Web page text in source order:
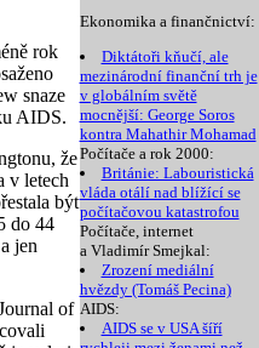
Ekonomika a finančnictví:
Diktátoři kňučí, ale
mezinárodní finanční trh je
v globálním světě
mocnější: George Soros
kontra Mahathir Mohamad
Počítače a rok 2000:
Británie: Labouristická
vláda otálí nad blížící se
počítačovou katastrofou
Počítače, internet
a Vladimír Smejkal:
Zrození mediální
hvězdy (Tomáš Pecina)
AIDS:
AIDS se v USA šíří
rok
snaze
AIDS.
že
v letech
být
do 44
jen
of